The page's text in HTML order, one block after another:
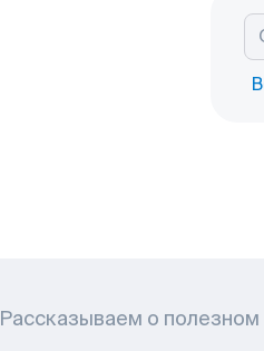
Рассказываем о